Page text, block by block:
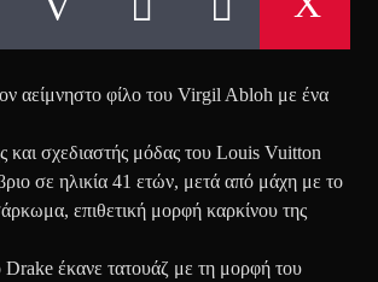
αείμνηστο φίλο του Virgil Abloh με ένα
και σχεδιαστής μόδας του Louis Vuitton
σε ηλικία 41 ετών, μετά από μάχη με το
επιθετική μορφή καρκίνου της
Drake έκανε τατουάζ με τη μορφή του